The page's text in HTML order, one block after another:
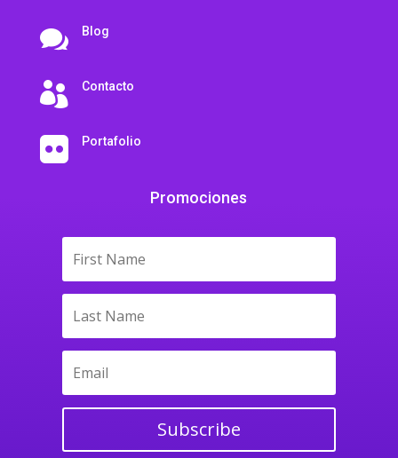
 Blog
 Contacto
 Portafolio
Promociones
Subscribe